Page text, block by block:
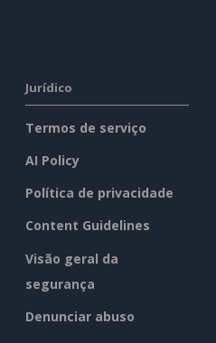
Jurídico
Termos de serviço
AI Policy
Política de privacidade
Content Guidelines
Visão geral da
segurança
Denunciar abuso